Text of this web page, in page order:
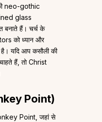
neo-gothic
glass
हैं। चर्च के
को ध्यान और
यदि आप कसौली की
हैं, तो Christ
Point)
Point, जहां से